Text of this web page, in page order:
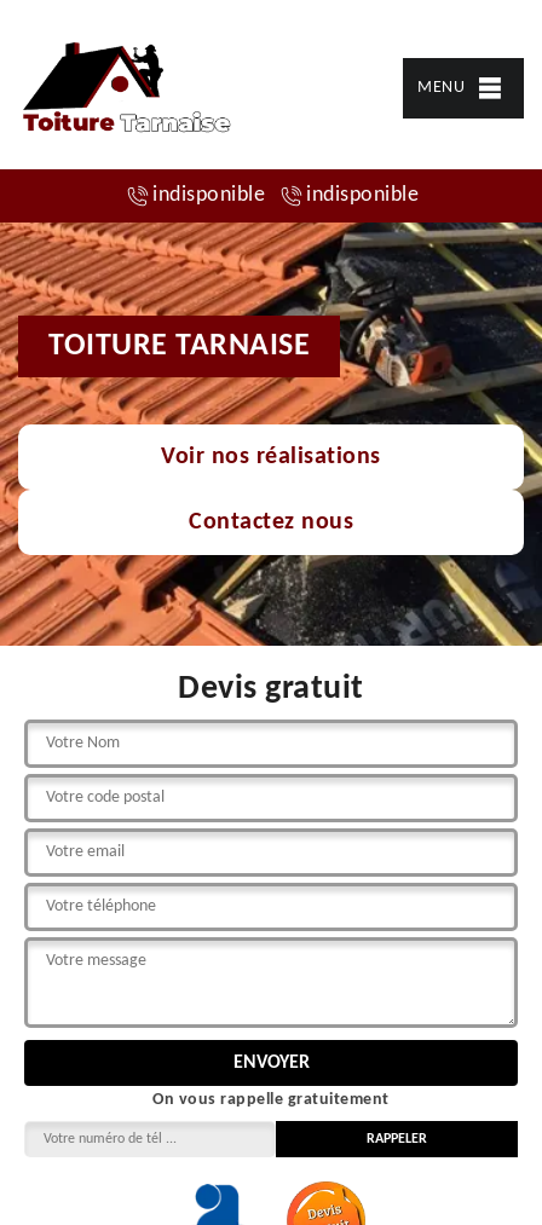
MENU
indisponible indisponible
TOITURE TARNAISE
Voir nos réalisations
Contactez nous
Devis gratuit
On vous rappelle gratuitement